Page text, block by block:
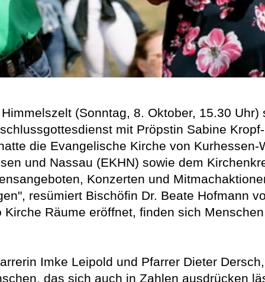
(Sonntag, 8. Oktober, 15.30
mit Pröpstin Sabine
die Evangelische Kirche von
und Nassau (EKHN) sowie dem
Konzerten und
resümiert Bischöfin Dr. Beate Hofmann
Räume eröffnet, finden sich
Imke Leipold und Pfarrer Dieter
das sich auch in Zahlen ausdrücken